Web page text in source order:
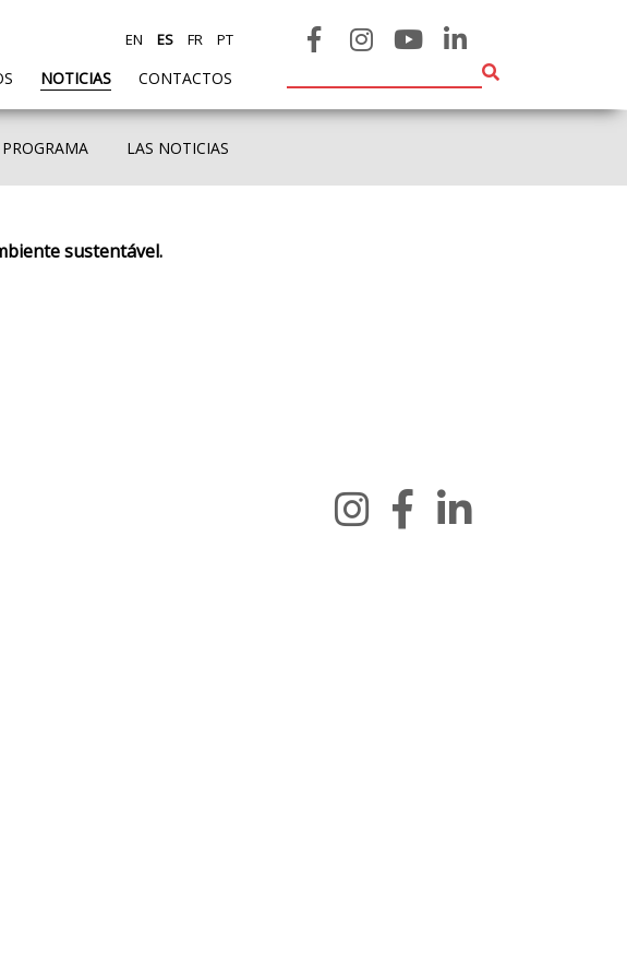
NOTICIAS CONTACTOS
EN ES FR PT
PROGRAMA LAS NOTICIAS
sustentável.